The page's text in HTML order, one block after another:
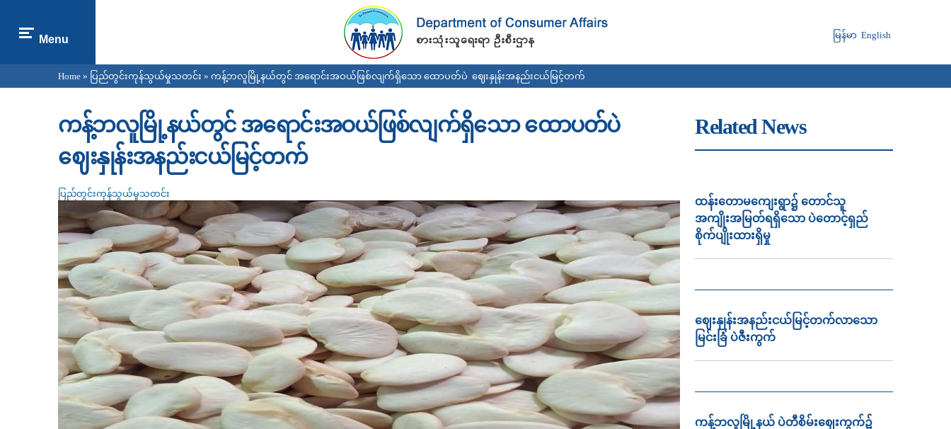
main
content
မြန်မာ English
Menu
You are here
Home » ပြည်တွင်းကုန်သွယ်မှုသတင်း » ကန့်ဘလူမြို့နယ်တွင် အရောင်းအဝယ်ဖြစ်လျက်ရှိသော ထောပတ်ပဲ ဈေးနှုန်းအနည်းငယ်မြင့်တက်
ကန့်ဘလူမြို့နယ်တွင် အရောင်းအဝယ်ဖြစ်လျက်ရှိသော ထောပတ်ပဲ
ဈေးနှုန်းအနည်းငယ်မြင့်တက်
ပြည်တွင်းကုန်သွယ်မှုသတင်း
Related News
ထန်းတောမကျေးရွာ၌ တောင်သူ
အကျိုးအမြတ်ရရှိသော ပဲတောင့်ရှည်
စိုက်ပျိုးထားရှိမှု
ဈေးနှုန်းအနည်းငယ်မြင့်တက်လာသော
မြင်းခြံ ပဲဇီးကွက်
ကန့်ဘလူမြို့နယ် ပဲတီစိမ်းဈေးကွက်၌